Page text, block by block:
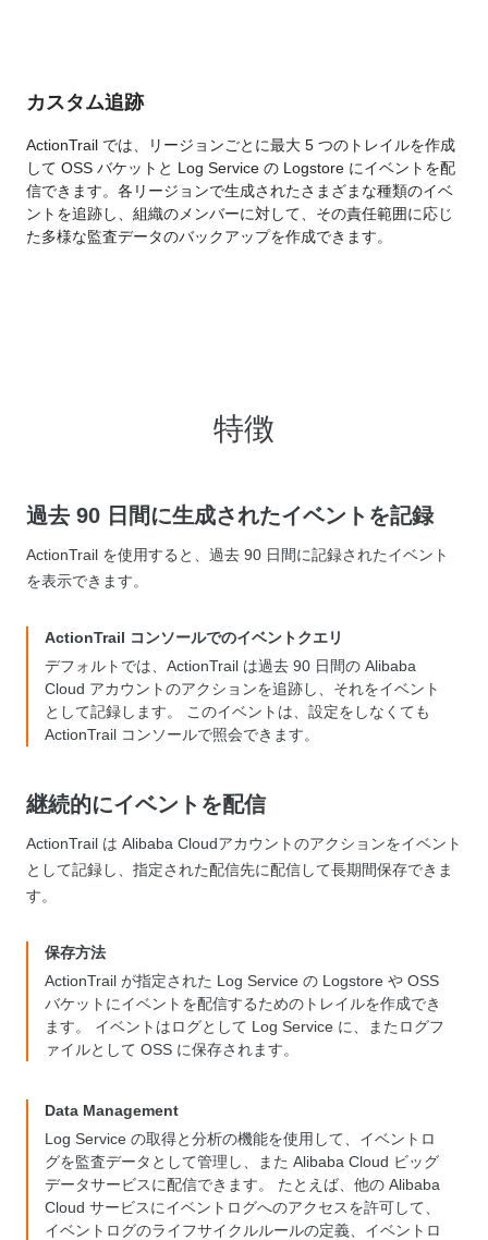
カスタム追跡
ActionTrail では、リージョンごとに最大 5 つのトレイルを作成
して OSS バケットと Log Service の Logstore にイベントを配
信できます。各リージョンで生成されたさまざまな種類のイベ
ントを追跡し、組織のメンバーに対して、その責任範囲に応じ
た多様な監査データのバックアップを作成できます。
特徴
過去 90 日間に生成されたイベントを記録
ActionTrail を使用すると、過去 90 日間に記録されたイベント
を表示できます。
ActionTrail コンソールでのイベントクエリ
デフォルトでは、ActionTrail は過去 90 日間の Alibaba
Cloud アカウントのアクションを追跡し、それをイベント
として記録します。 このイベントは、設定をしなくても
ActionTrail コンソールで照会できます。
継続的にイベントを配信
ActionTrail は Alibaba Cloudアカウントのアクションをイベント
として記録し、指定された配信先に配信して長期間保存できま
す。
保存方法
ActionTrail が指定された Log Service の Logstore や OSS
バケットにイベントを配信するためのトレイルを作成でき
ます。 イベントはログとして Log Service に、またログフ
ァイルとして OSS に保存されます。
Data Management
Log Service の取得と分析の機能を使用して、イベントロ
グを監査データとして管理し、また Alibaba Cloud ビッグ
データサービスに配信できます。 たとえば、他の Alibaba
Cloud サービスにイベントログへのアクセスを許可して、
イベントログのライフサイクルルールの定義、イベントロ